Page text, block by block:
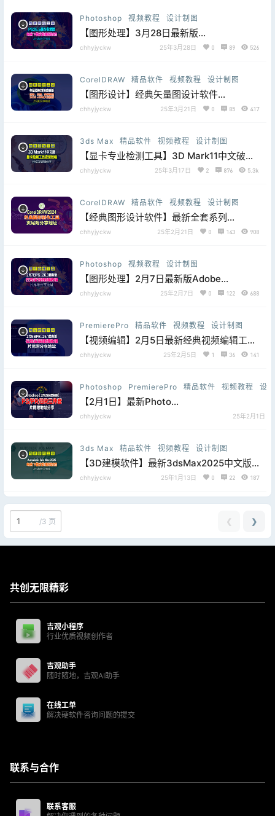
Photoshop 视频教程 设计制图
【图形处理】3月28日最新版
Ps_2025(Adobe Photoshop 2025 v26.5
chhyjyckw 25年3月28日 0 89 526
CorelDRAW 精品软件 视频教程 设计制图
【图形设计】经典矢量图设计软件
CorelDRAW 2025最新3月21日版，亲测安
chhyjyckw 25年3月21日 0 85 417
3ds Max 精品软件 视频教程 设计制图
【显卡专业检测工具】3D Mark11中文破解
版，亲测功能正常，片尾附分享地址下载，
chhyjyckw 25年3月17日 2 876 5.3k
CorelDRAW 精品软件 视频教程 设计制图
【经典图形设计软件】最新全套系列
CoreldRAW系列软件
chhyjyckw 25年2月21日 0 143 908
Photoshop 视频教程 设计制图
【图形处理】2月7日最新版Adobe
Photoshop 2025 (v26.3) 稳定、高性价比
chhyjyckw 25年2月7日 0 122 688
PremierePro 精品软件 视频教程 设计制图
【视频编辑】2月5日最新经典视频编辑工具
Adobe Premiere Pro 2025 v25.1.0.073
chhyjyckw 25年2月5日 1 36 141
Photoshop PremierePro 精品软件 视频教程 设
【2月1日】最新Photo
chhyjyckw 25年2月1日
3ds Max 精品软件 视频教程 设计制图
【3D建模软件】最新3dsMax2025中文版
详细图文安装教程（免费白嫖），片尾附分
chhyjyckw 25年1月13日 0 22 187
/3 页 ❮ ❯
共创无限精彩
吉观小程序
行业优质视频创作者
吉观助手
随时随地，吉观AI助手
在线工单
解决硬软件咨询问题的提交
联系与合作
联系客服